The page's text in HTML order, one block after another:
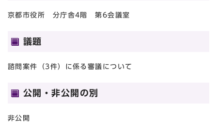
京都市役所 分庁舎4階 第6会議室
議題
諮問案件（3件）に係る審議について
公開・非公開の別
非公開